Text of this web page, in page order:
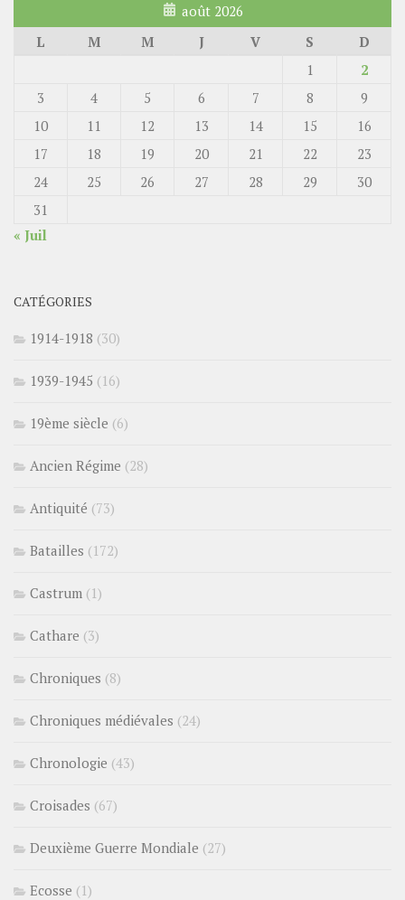
août 2026
L
M M J V S
D
1
2
3
4 5 6 7 8
9
10
11 12 13 14 15
16
17
18 19 20 21 22
23
24
25 26 27 28 29
30
31
« Juil
CATÉGORIES
1914-1918 (30)
1939-1945 (16)
19ème siècle (6)
Ancien Régime (28)
Antiquité (73)
Batailles (172)
Castrum (1)
Cathare (3)
Chroniques (8)
Chroniques médiévales (24)
Chronologie (43)
Croisades (67)
Deuxième Guerre Mondiale (27)
Ecosse (1)